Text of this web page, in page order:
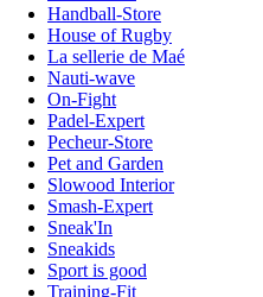
Handball-Store
House of Rugby
La sellerie de Maé
Nauti-wave
On-Fight
Padel-Expert
Pecheur-Store
Pet and Garden
Slowood Interior
Smash-Expert
Sneak'In
Sneakids
Sport is good
Training-Fit